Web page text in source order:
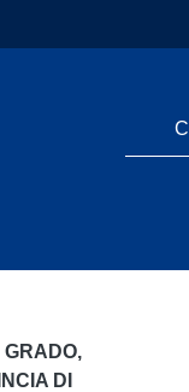
GRADO,
DI